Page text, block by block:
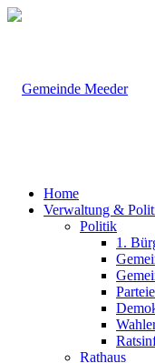
Home
Verwaltung &
Politik
1.
Rathaus